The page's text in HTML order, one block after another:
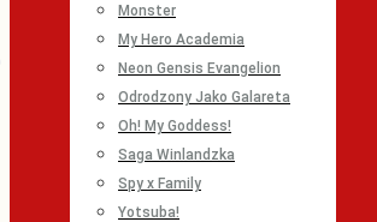
Monster
My Hero Academia
Neon Gensis Evangelion
Odrodzony Jako Galareta
Oh! My Goddess!
Saga Winlandzka
Spy x Family
Yotsuba!